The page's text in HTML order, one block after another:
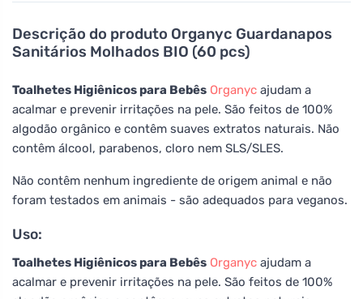
Descrição do produto Organyc Guardanapos
Sanitários Molhados BIO (60 pcs)
Toalhetes Higiênicos para Bebês Organyc ajudam a
acalmar e prevenir irritações na pele. São feitos de 100%
algodão orgânico e contêm suaves extratos naturais. Não
contêm álcool, parabenos, cloro nem SLS/SLES.
Não contêm nenhum ingrediente de origem animal e não
foram testados em animais - são adequados para veganos.
Uso:
Toalhetes Higiênicos para Bebês Organyc ajudam a
acalmar e prevenir irritações na pele. São feitos de 100%